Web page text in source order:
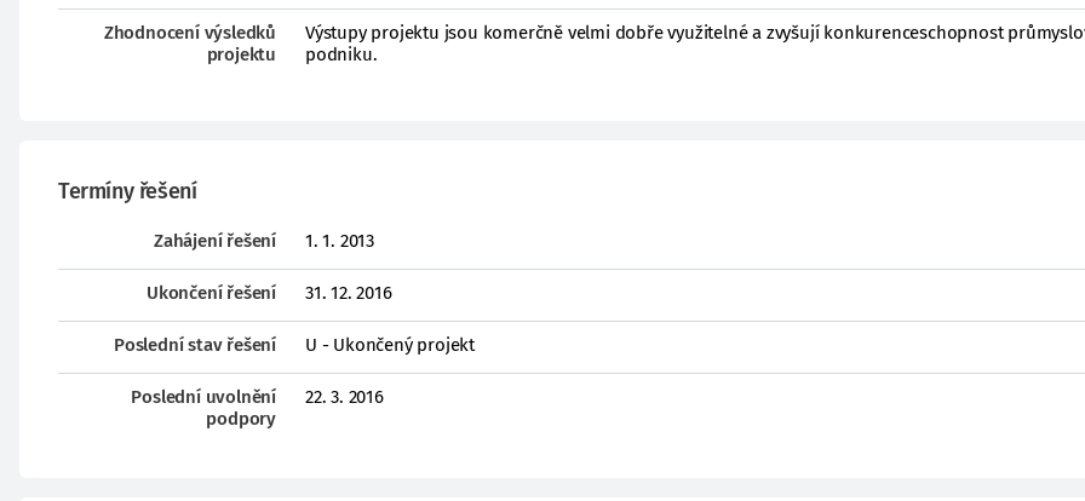
Zhodnocení výsledků
projektu
Výstupy projektu jsou komerčně velmi dobře využitelné a zvyšují konkurenceschopnost
podniku.
Termíny řešení
Zahájení řešení 1. 1. 2013
Ukončení řešení 31. 12. 2016
Poslední stav řešení U - Ukončený projekt
Poslední uvolnění
podpory
22. 3. 2016